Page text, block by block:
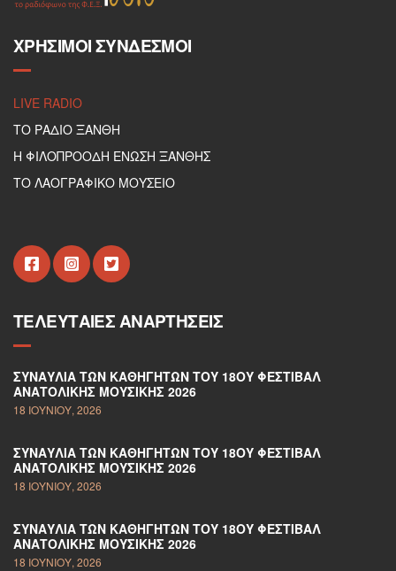
ΧΡΉΣΙΜΟΙ ΣΎΝΔΕΣΜΟΙ
LIVE RADIO
ΤΟ ΡΑΔΙΟ ΞΑΝΘΗ
Η ΦΙΛΟΠΡΟΟΔΗ ΕΝΩΣΗ ΞΑΝΘΗΣ
ΤΟ ΛΑΟΓΡΑΦΙΚΟ ΜΟΥΣΕΙΟ
ΤΕΛΕΥΤΑΊΕΣ ΑΝΑΡΤΉΣΕΙΣ
ΣΥΝΑΥΛΊΑ ΤΩΝ ΚΑΘΗΓΗΤΏΝ ΤΟΥ 18ΟΥ ΦΕΣΤΙΒΆΛ
ΑΝΑΤΟΛΙΚΉΣ ΜΟΥΣΙΚΉΣ 2026
18 ΙΟΥΝΊΟΥ, 2026
ΣΥΝΑΥΛΊΑ ΤΩΝ ΚΑΘΗΓΗΤΏΝ ΤΟΥ 18ΟΥ ΦΕΣΤΙΒΆΛ
ΑΝΑΤΟΛΙΚΉΣ ΜΟΥΣΙΚΉΣ 2026
18 ΙΟΥΝΊΟΥ, 2026
ΣΥΝΑΥΛΊΑ ΤΩΝ ΚΑΘΗΓΗΤΏΝ ΤΟΥ 18ΟΥ ΦΕΣΤΙΒΆΛ
ΑΝΑΤΟΛΙΚΉΣ ΜΟΥΣΙΚΉΣ 2026
18 ΙΟΥΝΊΟΥ, 2026